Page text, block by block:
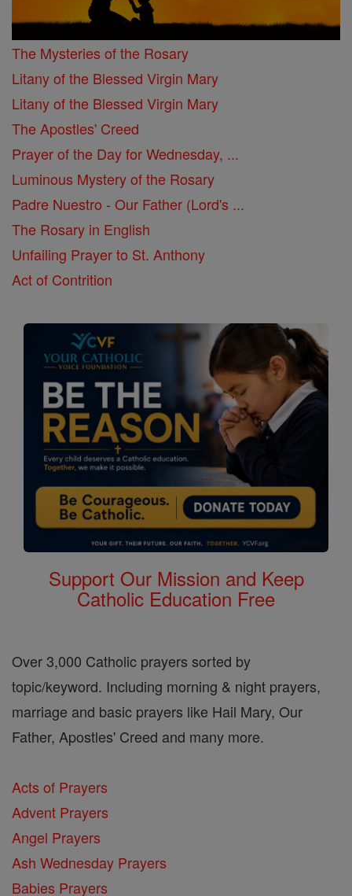
The Mysteries of the Rosary
Litany of the Blessed Virgin Mary
Litany of the Blessed Virgin Mary
The Apostles' Creed
Prayer of the Day for Wednesday, ...
Luminous Mystery of the Rosary
Padre Nuestro - Our Father (Lord's ...
The Rosary in English
Unfailing Prayer to St. Anthony
Act of Contrition
Support Our Mission and Keep
Catholic Education Free
Over 3,000 Catholic prayers sorted by
topic/keyword. Including morning & night prayers,
marriage and basic prayers like Hail Mary, Our
Father, Apostles' Creed and many more.
Acts of Prayers
Advent Prayers
Angel Prayers
Ash Wednesday Prayers
Babies Prayers